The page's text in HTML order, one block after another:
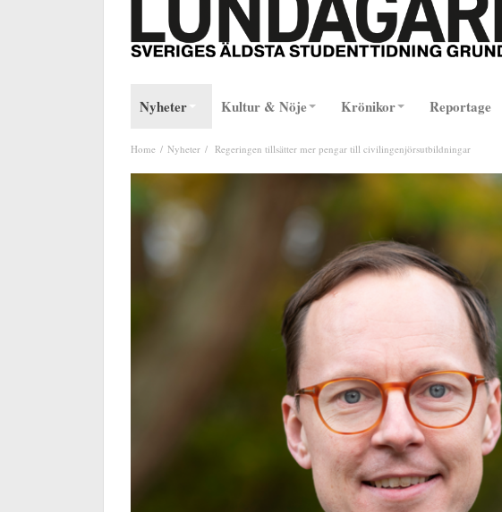
Nyheter Kultur & Nöje Krönikor Reportage
Home Nyheter Regeringen tillsätter mer pengar till civilingenjörsutbildningar